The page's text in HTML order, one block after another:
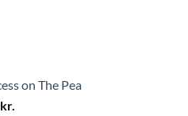
on The Pea
kr.